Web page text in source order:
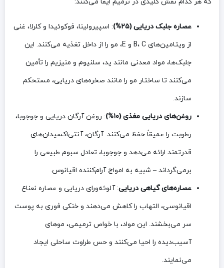
عصاره جلبک دریایی (۲۵%)
: اسپیرولینا، فوکوئیدا و کلرلا، غنی
از ویتامین‌های B، C و E، مو را از داخل تغذیه می‌کنند. این
جلبک‌ها، مواد معدنی مانند ید، سلنیوم و منیزیم را تأمین
می‌کنند تا ساختار مو را مانند صخره‌های دریایی، مستحکم
سازند.
روغن‌های دریایی مغذی (۱۰%)
: روغن آرگان دریایی و جوجوبا،
رطوبت را عمیقاً حفظ می‌کنند. آرگان، آنتی‌اکسیدان‌های
قدرتمند ارائه می‌دهد و جوجوبا، تعادل سبوم طبیعی را
برمی‌گرداند – شبیه به امواج آرام‌کننده اقیانوس.
عصاره‌های گیاهی دریایی: آلوئه‌ورای دریایی و عصاره نعناع
اقیانوسی، التهاب را کاهش می‌دهند و خنکی فوری به پوست
سر می‌بخشند. این مواد، با خواص ترمیمی، موهای
آسیب‌دیده را احیا می‌کنند و حس طراوت ساحلی ایجاد
می‌نمایند.